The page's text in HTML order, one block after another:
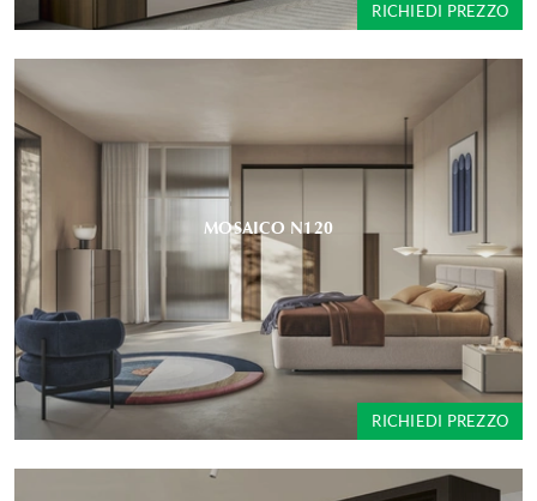
RICHIEDI PREZZO
MOSAICO N120
RICHIEDI PREZZO